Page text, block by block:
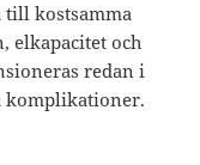
kostsamma
elkapacitet och
redan i
komplikationer.